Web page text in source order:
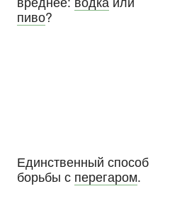
пиво?
Единственный способ
борьбы с перегаром.